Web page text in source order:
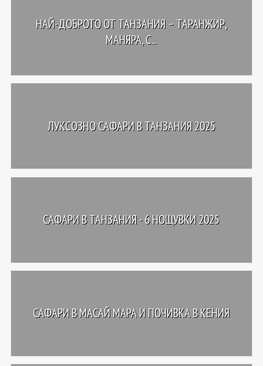
НАЙ-ДОБРОТО ОТ ТАНЗАНИЯ – ТАРАНЖИР,
МАНЯРА, С...
ЛУКСОЗНО САФАРИ В ТАНЗАНИЯ 2025
САФАРИ В ТАНЗАНИЯ - 6 НОЩУВКИ 2025
САФАРИ В МАСАЙ МАРА И ПОЧИВКА В КЕНИЯ